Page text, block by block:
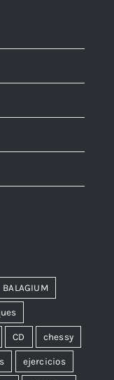
BALAGIUM
CD chessy
ejercicios